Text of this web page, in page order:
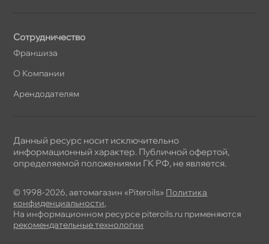
Сотрудничество
Франшиза
О Компании
Арендодателям
© 1998-2026, автомагазин «Piteroils» Политика
конфиденциальности,
На информационном ресурсе piteroils.ru применяются
рекомендательные технологии
Данный ресурс носит исключительно
информационный характер. Публичной офертой,
определяемой положениями ГК РФ, не является.